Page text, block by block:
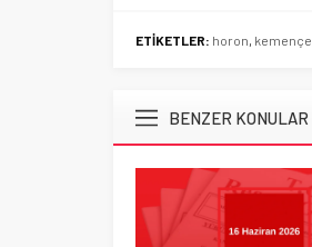
ETİKETLER: horon kemençe
BENZER KONULAR